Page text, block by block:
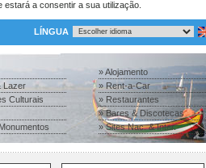
estará a consentir a sua utilização.
LÍNGUA
Lazer
Culturais
» Alojamento
» Rent-a-Car
» Restaurantes
» Bares & Discotecas
» Sites Nac. & Inter.